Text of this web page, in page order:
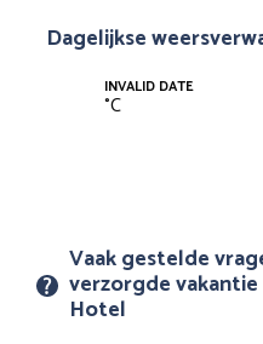
Dagelijkse
INVALID DATE
°C
Vaak gestelde
verzorgde vakantie
Hotel